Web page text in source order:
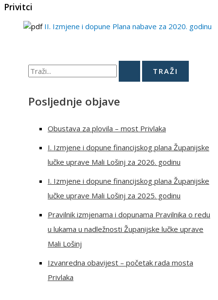
Privitci
II. Izmjene i dopune Plana nabave za 2020. godinu
Posljednje objave
Obustava za plovila – most Privlaka
I. Izmjene i dopune financijskog plana Županijske
lučke uprave Mali Lošinj za 2026. godinu
I. Izmjene i dopune financijskog plana Županijske
lučke uprave Mali Lošinj za 2025. godinu
Pravilnik izmjenama i dopunama Pravilnika o redu
u lukama u nadležnosti Županijske lučke uprave
Mali Lošinj
Izvanredna obavijest – početak rada mosta
Privlaka